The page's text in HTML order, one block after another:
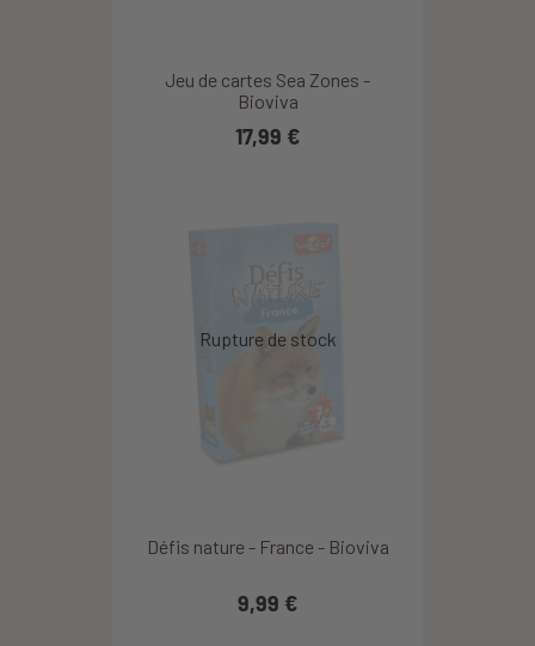
Jeu de cartes Sea Zones -
Bioviva
17,99 €
Défis nature - France - Bioviva
9,99 €